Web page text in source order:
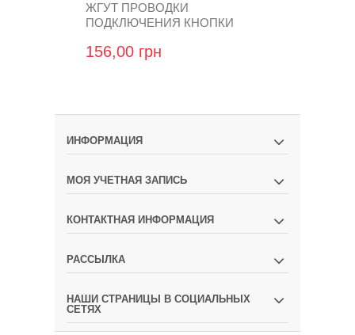
ЖГУТ ПРОВОДКИ
ПОДКЛЮЧЕНИЯ КНОПКИ
156,00 грн
ИНФОРМАЦИЯ
МОЯ УЧЕТНАЯ ЗАПИСЬ
КОНТАКТНАЯ ИНФОРМАЦИЯ
РАССЫЛКА
НАШИ СТРАНИЦЫ В СОЦИАЛЬНЫХ
СЕТЯХ